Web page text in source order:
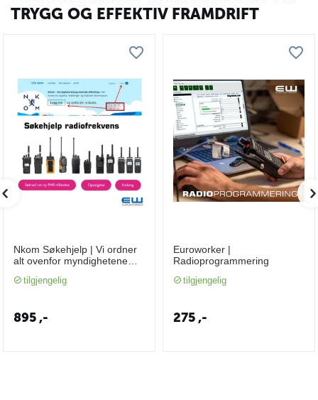
TRYGG OG EFFEKTIV FRAMDRIFT
Nkom Søkehjelp | Vi ordner
alt ovenfor myndighetene
og programmering av
tilgjengelig
895,-
Euroworker |
Radioprogrammering
tilgjengelig
275,-